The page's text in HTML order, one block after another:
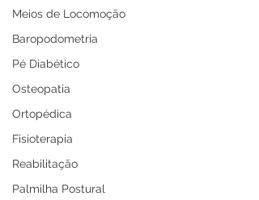
Meios de Locomoção
Baropodometria
Pé Diabético
Osteopatia
Ortopédica
Fisioterapia
Reabilitação
Palmilha Postural